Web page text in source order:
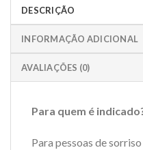
DESCRIÇÃO
INFORMAÇÃO ADICIONAL
AVALIAÇÕES (0)
Para quem é
Para pessoas de